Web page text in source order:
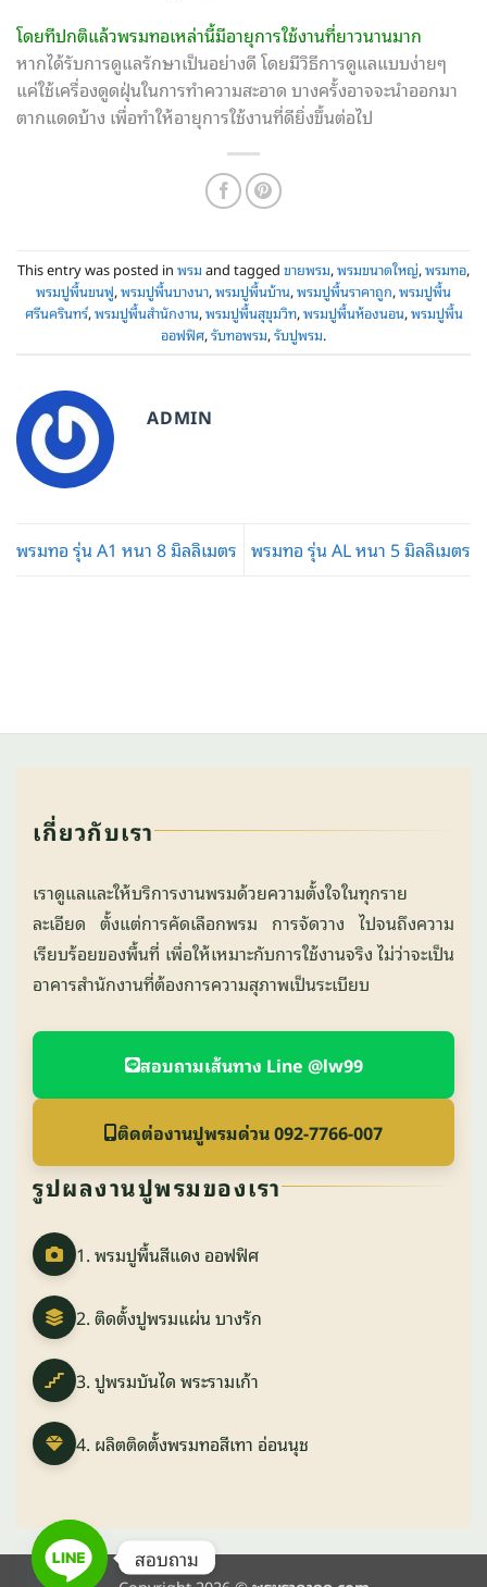
โดยทีปกติแล้วพรมทอเหล่านี้มีอายุการใช้งานที่ยาวนานมาก
หากได้รับการดูแลรักษาเป็นอย่างดี โดยมีวิธีการดูแลแบบง่ายๆ
แค่ใช้เครื่องดูดฝุ่นในการทำความสะอาด บางครั้งอาจจะนำออกมา
ตากแดดบ้าง เพื่อทำให้อายุการใช้งานที่ดียิ่งขึ้นต่อไป
This entry was posted in พรม and tagged ขายพรม,พรมขนาดใหญ่,พรมทอ,
พรมปูพื้นขนฟู,พรมปูพื้นบางนา,พรมปูพื้นบ้าน,พรมปูพื้นราคาถูก,พรมปูพื้น
ศรีนครินทร์,พรมปูพื้นสำนักงาน,พรมปูพื้นสุขุมวิท,พรมปูพื้นห้องนอน,พรมปูพื้น
ออฟฟิศ,รับทอพรม,รับปูพรม.
ADMIN
พรมทอ รุ่น A1 หนา 8 มิลลิเมตร พรมทอ รุ่น AL หนา 5 มิลลิเมตร
เกี่ยวกับเรา
เราดูแลและให้บริการงานพรมด้วยความตั้งใจในทุกราย
ละเอียด ตั้งแต่การคัดเลือกพรม การจัดวาง ไปจนถึงความ
เรียบร้อยของพื้นที่ เพื่อให้เหมาะกับการใช้งานจริง ไม่ว่าจะเป็น
อาคารสำนักงานที่ต้องการความสุภาพเป็นระเบียบ
สอบถามเส้นทาง Line @lw99
ติดต่องานปูพรมด่วน 092-7766-007
รูปผลงานปูพรมของเรา
1. พรมปูพื้นสีแดง ออฟฟิศ
2. ติดตั้งปูพรมแผ่น บางรัก
3. ปูพรมบันได พระรามเก้า
4. ผลิตติดตั้งพรมทอสีเทา อ่อนนุช
สอบถาม